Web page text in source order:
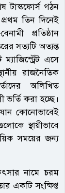
টাস্কফোর্স গঠন
তিন দিনেই
প্রতিষ্ঠান
সত্যটি অত্যন্ত
এসে
রাজনৈতিক
অলিখিত
করা হচ্ছে।
কোনোভাবেই
স্থায়ীভাবে
সময়ের জন্য
নামে চরম
একটি সংক্ষিপ্ত